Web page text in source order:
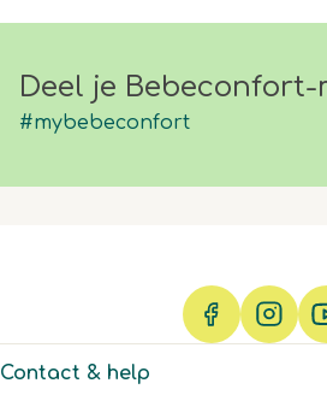
Deel je
#mybebeconfort
Contact & help